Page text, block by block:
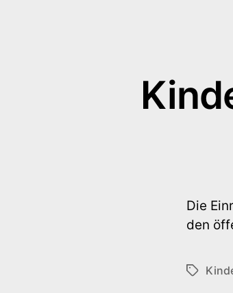
Die
den